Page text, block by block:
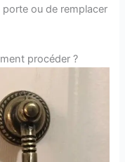
porte ou de remplacer
procéder ?